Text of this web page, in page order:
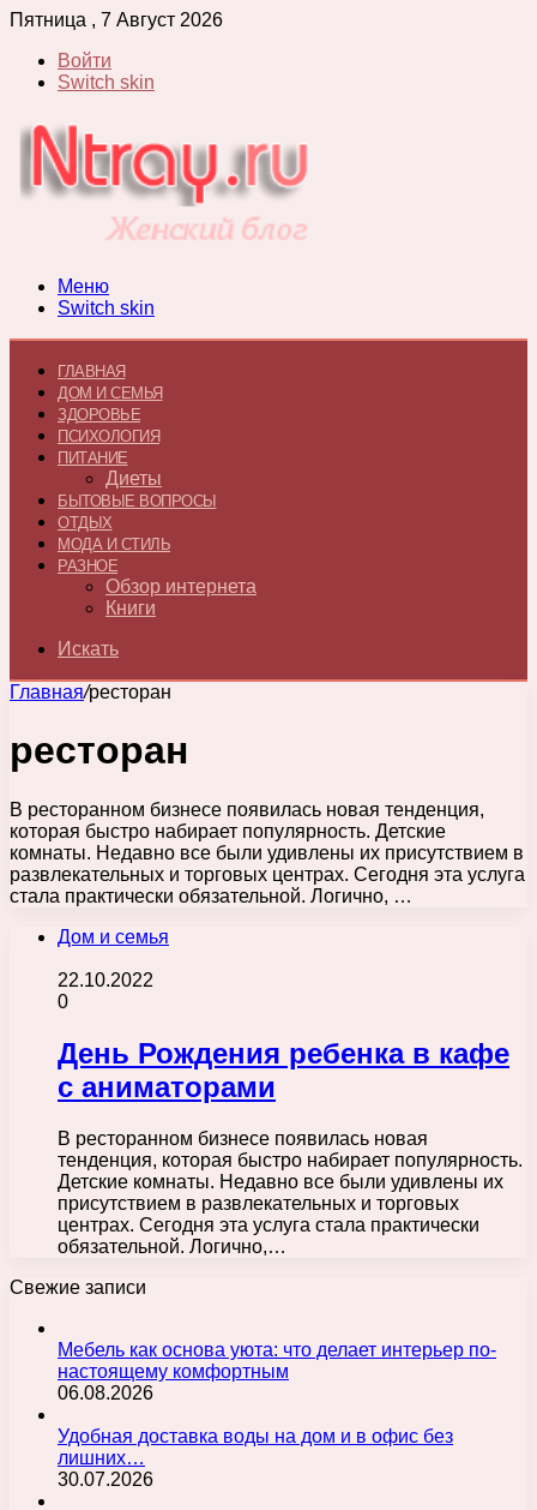
Пятница , 7 Август 2026
Войти
Switch skin
Меню
Switch skin
ГЛАВНАЯ
ДОМ И СЕМЬЯ
ЗДОРОВЬЕ
ПСИХОЛОГИЯ
ПИТАНИЕ
Диеты
БЫТОВЫЕ ВОПРОСЫ
ОТДЫХ
МОДА И СТИЛЬ
РАЗНОЕ
Обзор интернета
Книги
Искать
Главная/ресторан
ресторан
В ресторанном бизнесе появилась новая тенденция,
которая быстро набирает популярность. Детские
комнаты. Недавно все были удивлены их присутствием в
развлекательных и торговых центрах. Сегодня эта услуга
стала практически обязательной. Логично, …
Дом и семья
22.10.2022
0
День Рождения ребенка в кафе
с аниматорами
В ресторанном бизнесе появилась новая
тенденция, которая быстро набирает популярность.
Детские комнаты. Недавно все были удивлены их
присутствием в развлекательных и торговых
центрах. Сегодня эта услуга стала практически
обязательной. Логично,…
Свежие записи
Мебель как основа уюта: что делает интерьер по-
настоящему комфортным
06.08.2026
Удобная доставка воды на дом и в офис без
лишних…
30.07.2026